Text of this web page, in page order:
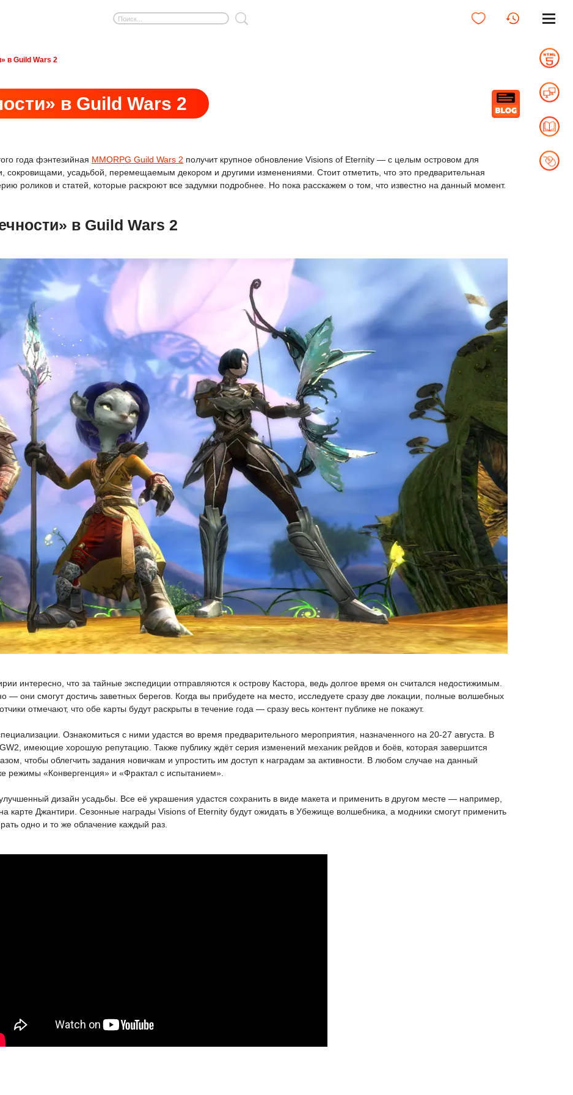
в Guild Wars 2
в Guild Wars 2
года фэнтезийная MMORPG Guild Wars 2 получит крупное обновление Visions of Eternity — с целым островом для
усадьбой, перемещаемым декором и другими изменениями. Стоит отметить, что это предварительная
роликов и статей, которые раскроют все задумки подробнее. Но пока расскажем о том, что известно на данный момент.
в Guild Wars 2
интересно, что за тайные экспедиции отправляются к острову Кастора, ведь долгое время он считался недостижимым.
они смогут достичь заветных берегов. Когда вы прибудете на место, исследуете сразу две локации, полные волшебных
отмечают, что обе карты будут раскрыты в течение года — сразу весь контент публике не покажут.
Ознакомиться с ними удастся во время предварительного мероприятия, назначенного на 20-27 августа. В
GW2, имеющие хорошую репутацию. Также публику ждёт серия изменений механик рейдов и боёв, которая завершится
чтобы облегчить задания новичкам и упростить им доступ к наградам за активности. В любом случае на данный
режимы «Конвергенция» и «Фрактал с испытанием».
дизайн усадьбы. Все её украшения удастся сохранить в виде макета и применить в другом месте — например,
карте Джантири. Сезонные награды Visions of Eternity будут ожидать в Убежище волшебника, а модники смогут применить
одно и то же облачение каждый раз.